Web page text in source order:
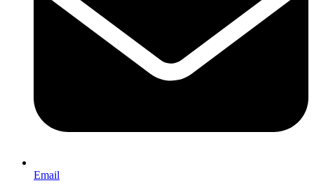
Email